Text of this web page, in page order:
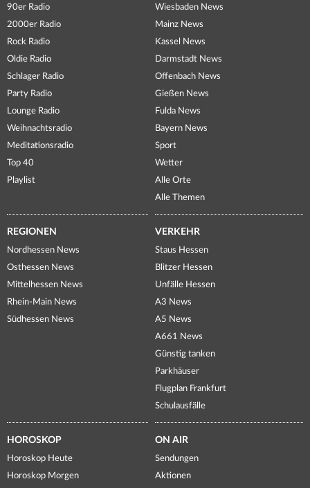
90er Radio
2000er Radio
Rock Radio
Oldie Radio
Schlager Radio
Party Radio
Lounge Radio
Weihnachtsradio
Meditationsradio
Top 40
Playlist
Wiesbaden News
Mainz News
Kassel News
Darmstadt News
Offenbach News
Gießen News
Fulda News
Bayern News
Sport
Wetter
Alle Orte
Alle Themen
REGIONEN
Nordhessen News
Osthessen News
Mittelhessen News
Rhein-Main News
Südhessen News
VERKEHR
Staus Hessen
Blitzer Hessen
Unfälle Hessen
A3 News
A5 News
A661 News
Günstig tanken
Parkhäuser
Flugplan Frankfurt
Schulausfälle
HOROSKOP
Horoskop Heute
Horoskop Morgen
ON AIR
Sendungen
Aktionen